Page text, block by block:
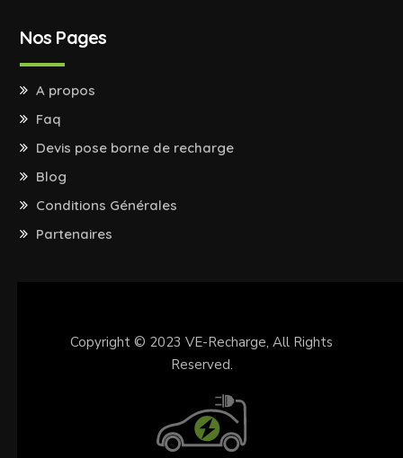
Nos Pages
A propos
Faq
Devis pose borne de recharge
Blog
Conditions Générales
Partenaires
Copyright © 2023 VE-Recharge, All Rights
Reserved.